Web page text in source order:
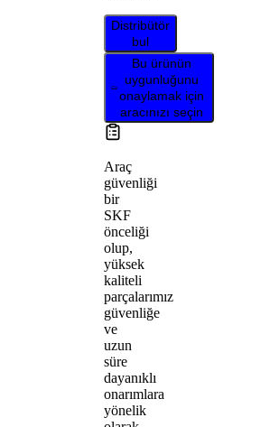
Distribütör
bul
Bu ürünün
uygunluğunu
onaylamak için
aracınızı seçin
Araç
güvenliği
bir
SKF
önceliği
olup,
yüksek
kaliteli
parçalarımız
güvenliğe
ve
uzun
süre
dayanıklı
onarımlara
yönelik